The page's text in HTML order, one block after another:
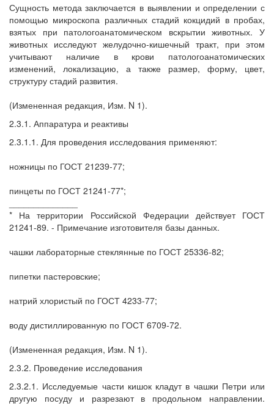
Сущность метода заключается в выявлении и определении с
помощью микроскопа различных стадий кокцидий в пробах,
взятых при патологоанатомическом вскрытии животных. У
животных исследуют желудочно-кишечный тракт, при этом
учитывают наличие в крови патологоанатомических
изменений, локализацию, а также размер, форму, цвет,
структуру стадий развития.
(Измененная редакция, Изм. N 1).
2.3.1. Аппаратура и реактивы
2.3.1.1. Для проведения исследования применяют:
ножницы по ГОСТ 21239-77;
пинцеты по ГОСТ 21241-77*;
* На территории Российской Федерации действует ГОСТ
21241-89. - Примечание изготовителя базы данных.
чашки лабораторные стеклянные по ГОСТ 25336-82;
пипетки пастеровские;
натрий хлористый по ГОСТ 4233-77;
воду дистиллированную по ГОСТ 6709-72.
(Измененная редакция, Изм. N 1).
2.3.2. Проведение исследования
2.3.2.1. Исследуемые части кишок кладут в чашки Петри или
другую посуду и разрезают в продольном направлении.